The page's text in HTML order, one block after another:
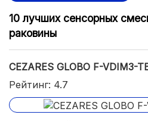
10 лучших сенсорных
раковины
CEZARES GLOBO F-VDIM3-
Рейтинг: 4.7